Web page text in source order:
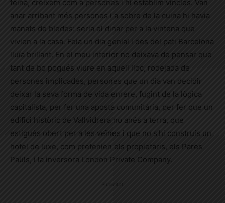
feina, creixem com a persones i hi establim vincles. Van
anar arribant més persones i a sobre de la cuina hi havia
manats de bledes: seria el dinar per a la vintena que
vivien a la casa. Feia un dia genial i des del pati Barcelona
lluïa brillant. En el meu interior no deixava de pensar que
tant de bo pogués viure en aquell lloc, rodejada de
persones implicades, persones que un dia van decidir
deixar la seva forma de vida enrere, fugint de la lògica
capitalista, per fer una aposta comunitària, per fer que un
edifici històric de Vallvidrera no anés a terra, que
estigués obert per a les veïnes i que no s’hi construís un
hotel de luxe, com pretenien els propietaris, els Pares
Paüls, i la inversora London Private Company.
Publicitat